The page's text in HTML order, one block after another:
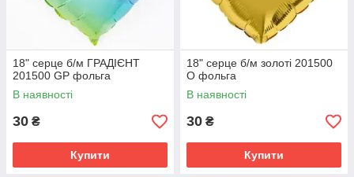
18" серце б/м ГРАДІЄНТ
201500 GP фольга
В наявності
30 ₴
Купити
18" серце б/м золоті 201500
O фольга
В наявності
30 ₴
Купити